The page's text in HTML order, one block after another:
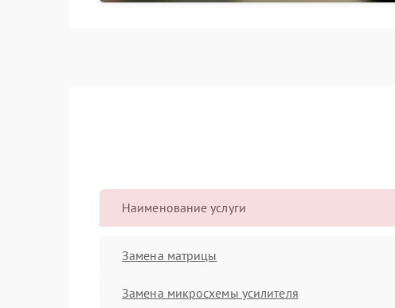
Наименование услуги
Замена матрицы
Замена микросхемы усилителя